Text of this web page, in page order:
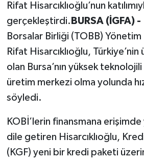
Rifat Hisarcıklıoğlu’nun
gerçekleştirdi. BURSA (İGFA) -
Borsalar Birliği (TOBB) Yönetim
Rifat Hisarcıklıoğlu,
olan Bursa’nın yüksek
üretim merkezi olma yolunda
söyledi.
KOBİ’lerin finansmana erişimde
dile getiren Hisarcıklıoğlu,
(KGF) yeni bir kredi paketi